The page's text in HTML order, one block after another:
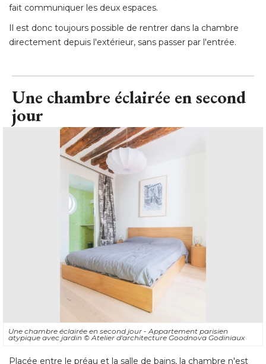
fait communiquer les deux espaces.
Il est donc toujours possible de rentrer dans la chambre
directement depuis l'extérieur, sans passer par l'entrée.
Une chambre éclairée en second
jour
Une chambre éclairée en second jour - Appartement parisien
atypique avec jardin © Atelier d'architecture Goodnova Godiniaux
Placée entre le préau et la salle de bains, la chambre n'est